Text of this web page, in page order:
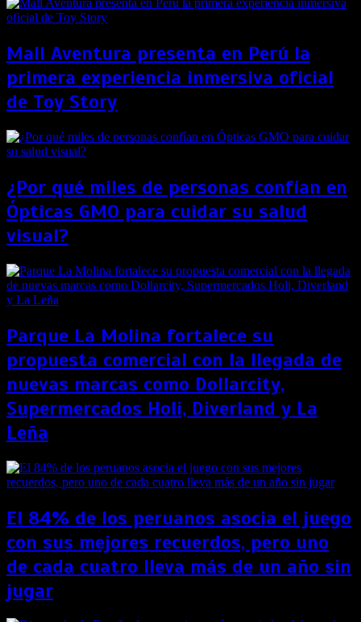
Mall Aventura presenta en Perú la
primera experiencia inmersiva oficial
de Toy Story
¿Por qué miles de personas confían en
Ópticas GMO para cuidar su salud
visual?
Parque La Molina fortalece su
propuesta comercial con la llegada de
nuevas marcas como Dollarcity,
Supermercados Holi, Diverland y La
Leña
El 84% de los peruanos asocia el juego
con sus mejores recuerdos, pero uno
de cada cuatro lleva más de un año sin
jugar